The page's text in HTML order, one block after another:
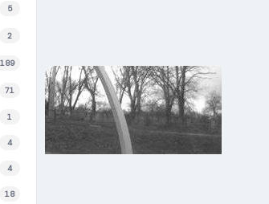
5
2
189
71
1
4
4
18